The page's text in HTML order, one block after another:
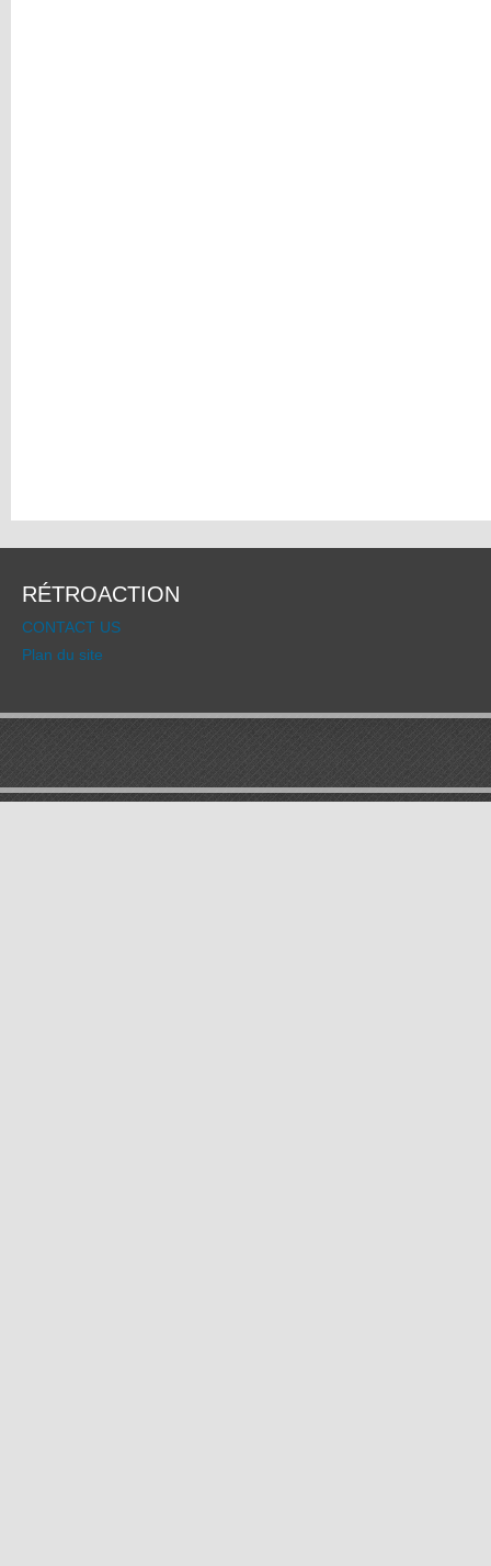
RÉTROACTION
CONTACT US
Plan du site